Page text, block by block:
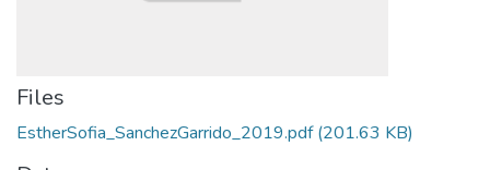
Files
EstherSofia_SanchezGarrido_2019.pdf(201.63 KB)